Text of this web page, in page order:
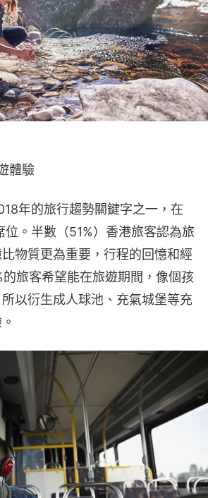
體驗
年的旅行趨勢關鍵字之一，在
位。半數（51%）香港旅客認為旅
物質更為重要，行程的回憶和經
旅客希望能在旅遊期間，像個孩
以衍生成人球池、充氣城堡等充